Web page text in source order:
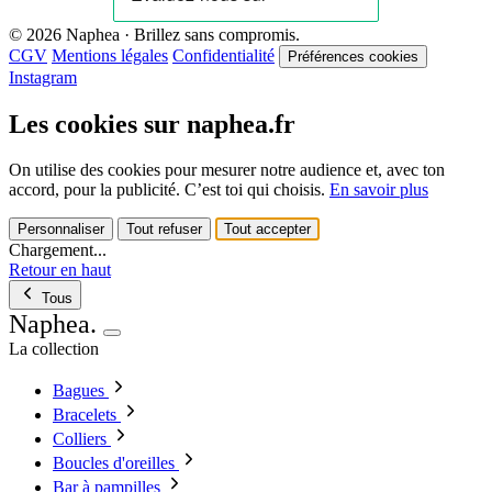
© 2026 Naphea · Brillez sans compromis.
CGV Mentions légales Confidentialité Préférences cookies
Instagram
Les cookies sur naphea.fr
On utilise des cookies pour mesurer notre audience et, avec ton
accord, pour la publicité. C’est toi qui choisis. En savoir plus
Personnaliser Tout refuser Tout accepter
Chargement...
Retour en haut
Tous
Naphea.
La collection
Bagues
Bracelets
Colliers
Boucles d'oreilles
Bar à pampilles